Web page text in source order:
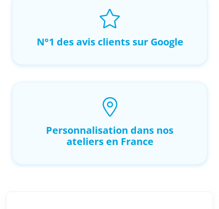
N°1 des avis clients sur Google
Personnalisation dans nos
ateliers en France